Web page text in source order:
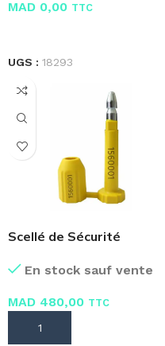
MAD 0,00 TTC
UGS : 18293
Scellé de Sécurité
100En stock sauf vente
MAD 480,00 TTC
AJOUTER AU PANIER